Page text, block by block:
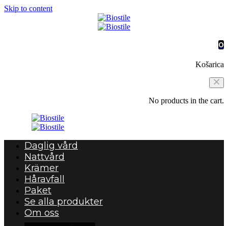
Skip to content
0
Košarica
No products in the cart.
Daglig vård
Nattvård
Krämer
Håravfall
Paket
Se alla produkter
Om oss